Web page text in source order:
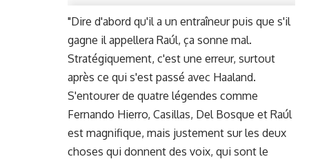
"Dire d'abord qu'il a un entraîneur puis que s'il
gagne il appellera Raúl, ça sonne mal.
Stratégiquement, c'est une erreur, surtout
après ce qui s'est passé avec Haaland.
S'entourer de quatre légendes comme
Fernando Hierro, Casillas, Del Bosque et Raúl
est magnifique, mais justement sur les deux
choses qui donnent des voix, qui sont le